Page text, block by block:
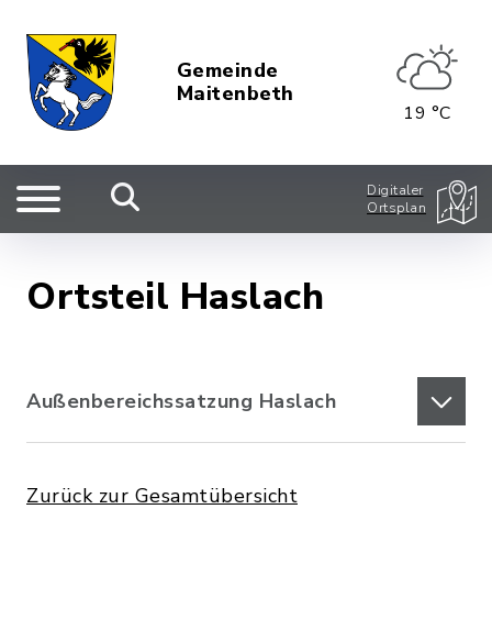
Gemeinde
Maitenbeth
19 °C
Digitaler
Ortsplan
Ortsteil Haslach
Außenbereichssatzung Haslach
Zurück zur Gesamtübersicht